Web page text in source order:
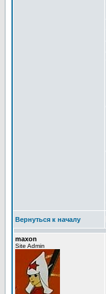
Вернуться к началу
maxon
Site Admin